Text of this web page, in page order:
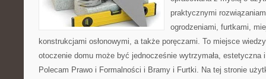
praktycznymi
ogrodzeniami, furtkami,
konstrukcjami osłonowymi, a także poręczami. To miejsce
otoczenie domu może być jednocześnie wytrzymała, estetyczna
Polecam Prawo i Formalności i Bramy i Furtki. Na tej stronie